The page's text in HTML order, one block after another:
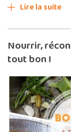
Lire la suite
Nourrir,
tout bon !